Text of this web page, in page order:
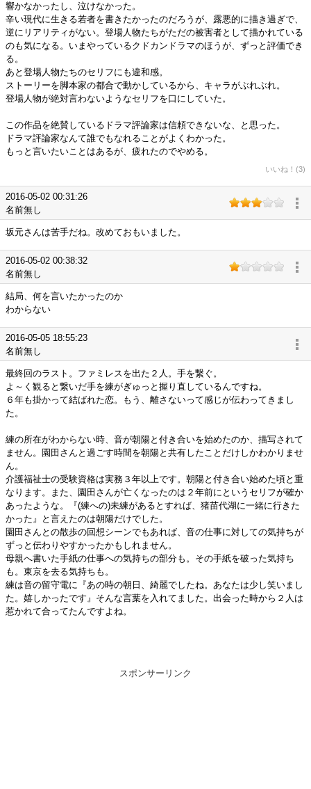
響かなかったし、泣けなかった。
辛い現代に生きる若者を書きたかったのだろうが、露悪的に描き過ぎで、
逆にリアリティがない。登場人物たちがただの被害者として描かれている
のも気になる。いまやっているクドカンドラマのほうが、ずっと評価でき
る。
あと登場人物たちのセリフにも違和感。
ストーリーを脚本家の都合で動かしているから、キャラがぶれぶれ。
登場人物が絶対言わないようなセリフを口にしていた。
この作品を絶賛しているドラマ評論家は信頼できないな、と思った。
ドラマ評論家なんて誰でもなれることがよくわかった。
もっと言いたいことはあるが、疲れたのでやめる。
いいね！(3)
2016-05-02 00:31:26
名前無し
坂元さんは苦手だね。改めておもいました。
2016-05-02 00:38:32
名前無し
結局、何を言いたかったのか
わからない
2016-05-05 18:55:23
名前無し
最終回のラスト。ファミレスを出た２人。手を繋ぐ。
よ～く観ると繋いだ手を練がぎゅっと握り直しているんですね。
６年も掛かって結ばれた恋。もう、離さないって感じが伝わってきまし
た。
練の所在がわからない時、音が朝陽と付き合いを始めたのか、描写されて
ません。園田さんと過ごす時間を朝陽と共有したことだけしかわかりませ
ん。
介護福祉士の受験資格は実務３年以上です。朝陽と付き合い始めた頃と重
なります。また、園田さんが亡くなったのは２年前にというセリフが確か
あったような。『(練への)未練があるとすれば、猪苗代湖に一緒に行きた
かった』と言えたのは朝陽だけでした。
園田さんとの散歩の回想シーンでもあれば、音の仕事に対しての気持ちが
ずっと伝わりやすかったかもしれません。
母親へ書いた手紙の仕事への気持ちの部分も。その手紙を破った気持ち
も。東京を去る気持ちも。
練は音の留守電に『あの時の朝日、綺麗でしたね。あなたは少し笑いまし
た。嬉しかったです』そんな言葉を入れてました。出会った時から２人は
惹かれて合ってたんですよね。
スポンサーリンク